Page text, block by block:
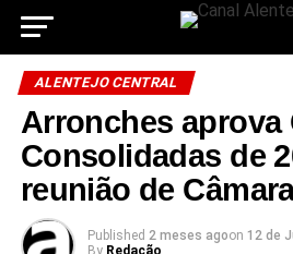
ALENTEJO CENTRAL
Arronches aprova
Consolidadas de
reunião de
Published 2 meses agoon 12 de
By Redacão